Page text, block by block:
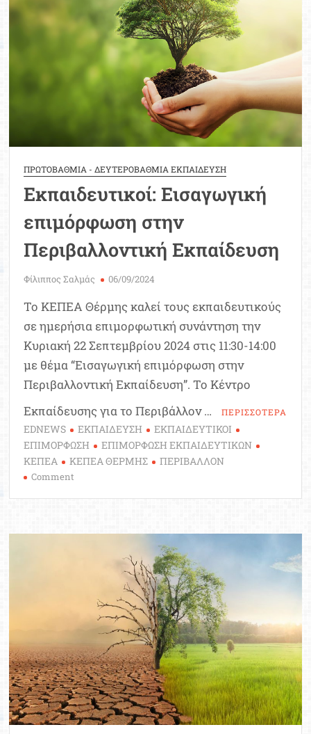
ΠΡΩΤΟΒΑΘΜΙΑ - ΔΕΥΤΕΡΟΒΑΘΜΙΑ ΕΚΠΑΙΔΕΥΣΗ
Εκπαιδευτικοί: Εισαγωγική
επιμόρφωση στην
Περιβαλλοντική Εκπαίδευση
Φίλιππος Σαλμάς 06/09/2024
Το ΚΕΠΕΑ Θέρμης καλεί τους εκπαιδευτικούς
σε ημερήσια επιμορφωτική συνάντηση την
Κυριακή 22 Σεπτεμβρίου 2024 στις 11:30-14:00
με θέμα “Εισαγωγική επιμόρφωση στην
Περιβαλλοντική Εκπαίδευση”. Το Κέντρο
Εκπαίδευσης για το Περιβάλλον …
ΠΕΡΙΣΣΟΤΕΡΑ
EDNEWS ΕΚΠΑΙΔΕΥΣΗ
ΕΚΠΑΙΔΕΥΤΙΚΟΙ
ΕΠΙΜΟΡΦΩΣΗ
ΕΠΙΜΟΡΦΩΣΗ ΕΚΠΑΙΔΕΥΤΙΚΩΝ
ΚΕΠΕΑ
ΚΕΠΕΑ ΘΕΡΜΗΣ ΠΕΡΙΒΑΛΛΟΝ
Comment
στην
Περιβαλλοντική
Εκπαίδευση